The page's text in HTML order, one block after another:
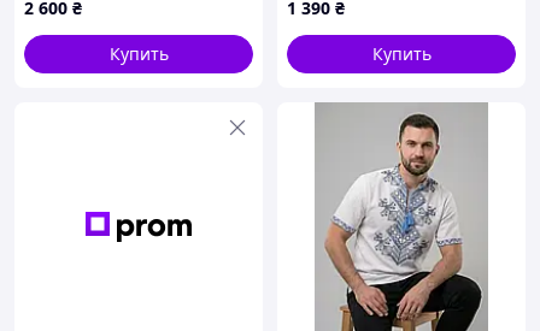
геометрическим
орнаментом вдоль планки
пуговиц и на воротнике-
2 600 ₴
Купить
T8613EM899
1 390 ₴
Купить